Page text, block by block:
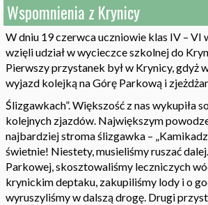
Wspomnienia z Krynicy
W dniu 19 czerwca uczniowie klas IV – VI
wzięli udział w wycieczce szkolnej do
Pierwszy przystanek był w Krynicy, gdyż
wyjazd kolejką na Górę Parkową i
Ślizgawkach”. Większość z nas wykupiła
kolejnych zjazdów. Największym
najbardziej stroma ślizgawka –
świetnie! Niestety, musieliśmy ruszać
Parkowej, skosztowaliśmy leczniczych
krynickim deptaku, zakupiliśmy lody i o
wyruszyliśmy w dalszą drogę. Drugi